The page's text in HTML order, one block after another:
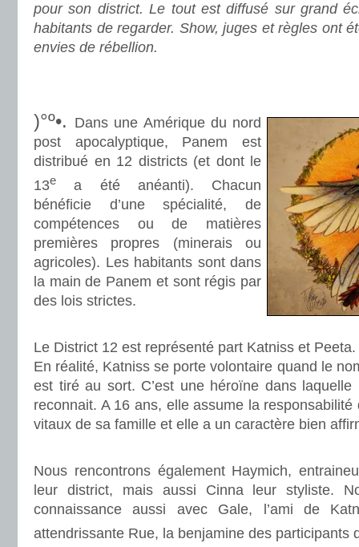
pour son district. Le tout est diffusé sur grand
habitants de regarder. Show, juges et règles ont
envies de rébellion.
)°º•. Dans une Amérique du nord
post apocalyptique, Panem est
distribué en 12 districts (et dont le
13e a été anéanti). Chacun
bénéficie d’une spécialité, de
compétences ou de matières
premières propres (minerais ou
agricoles). Les habitants sont dans
la main de Panem et sont régis par
des lois strictes.
Le District 12 est représenté part Katniss et Peeta.
En réalité, Katniss se porte volontaire quand le
est tiré au sort. C’est une héroïne dans
reconnait. A 16 ans, elle assume la
vitaux de sa famille et elle a un caractère bien
Nous rencontrons également Haymich,
leur district, mais aussi Cinna leur styliste.
connaissance aussi avec Gale, l’ami de
attendrissante Rue, la benjamine des participants